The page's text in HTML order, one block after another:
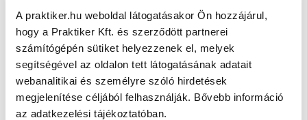
A praktiker.hu weboldal látogatásakor Ön hozzájárul,
hogy a Praktiker Kft. és szerződött partnerei
számítógépén sütiket helyezzenek el, melyek
segítségével az oldalon tett látogatásának adatait
webanalitikai és személyre szóló hirdetések
megjelenítése céljából felhasználják. Bővebb információ
az adatkezelési tájékoztatóban.
Oldal újratöltése